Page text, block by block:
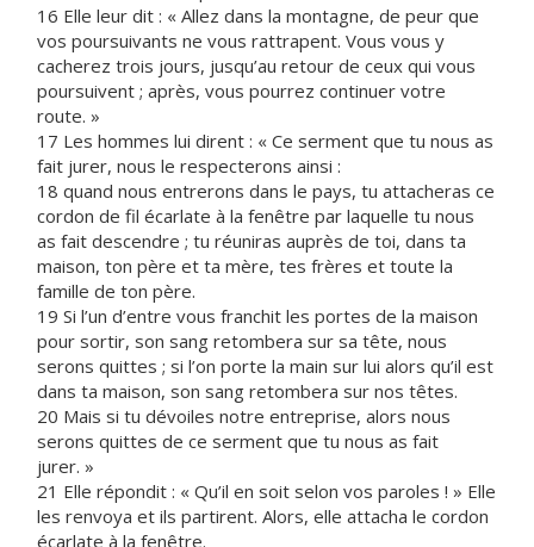
16 Elle leur dit : « Allez dans la montagne, de peur que
vos poursuivants ne vous rattrapent. Vous vous y
cacherez trois jours, jusqu’au retour de ceux qui vous
poursuivent ; après, vous pourrez continuer votre
route. »
17 Les hommes lui dirent : « Ce serment que tu nous as
fait jurer, nous le respecterons ainsi :
18 quand nous entrerons dans le pays, tu attacheras ce
cordon de fil écarlate à la fenêtre par laquelle tu nous
as fait descendre ; tu réuniras auprès de toi, dans ta
maison, ton père et ta mère, tes frères et toute la
famille de ton père.
19 Si l’un d’entre vous franchit les portes de la maison
pour sortir, son sang retombera sur sa tête, nous
serons quittes ; si l’on porte la main sur lui alors qu’il est
dans ta maison, son sang retombera sur nos têtes.
20 Mais si tu dévoiles notre entreprise, alors nous
serons quittes de ce serment que tu nous as fait
jurer. »
21 Elle répondit : « Qu’il en soit selon vos paroles ! » Elle
les renvoya et ils partirent. Alors, elle attacha le cordon
écarlate à la fenêtre.